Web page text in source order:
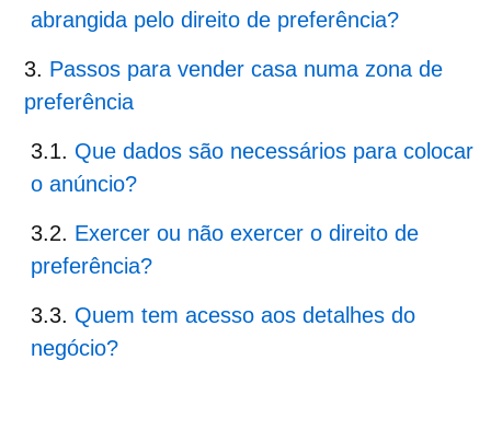
abrangida pelo direito de preferência?
Passos para vender casa numa zona de
preferência
Que dados são necessários para colocar
o anúncio?
Exercer ou não exercer o direito de
preferência?
Quem tem acesso aos detalhes do
negócio?